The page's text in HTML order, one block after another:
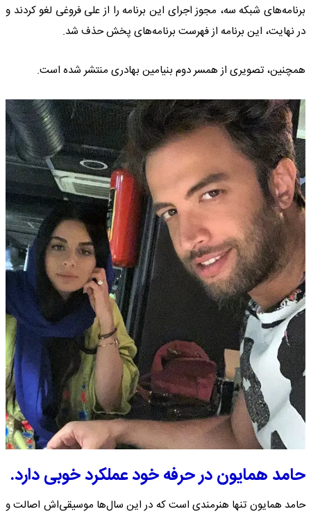
برنامه‌های شبکه سه، مجوز اجرای این برنامه را از علی فروغی لغو کردند و
در نهایت، این برنامه از فهرست برنامه‌های پخش حذف شد.
همچنین، تصویری از همسر دوم بنیامین بهادری منتشر شده است.
حامد همایون در حرفه خود عملکرد خوبی دارد.
حامد همایون تنها هنرمندی است که در این سال‌ها موسیقی‌اش اصالت و